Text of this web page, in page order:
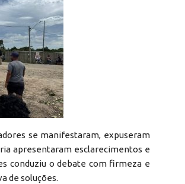
se manifestaram, expuseram
apresentaram esclarecimentos e
conduziu o debate com firmeza e
de soluções.